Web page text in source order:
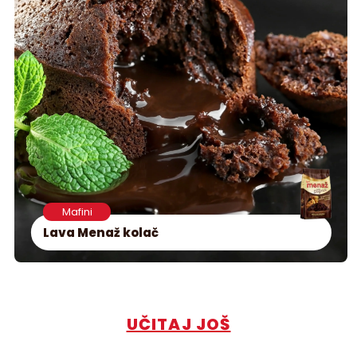
Lava Menaž kolač
Mafini
UČITAJ JOŠ